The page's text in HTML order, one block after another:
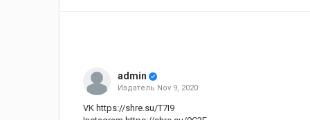
admin
Издатель Nov 9, 2020
VK https://shre.su/T7I9